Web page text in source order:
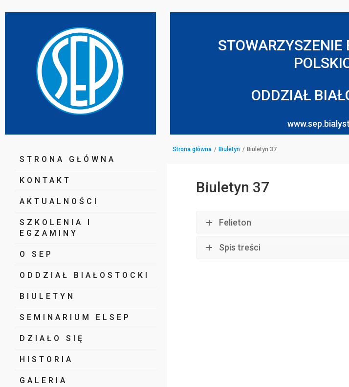
STOWARZYSZENIE
ODDZIAŁ
STRONA GŁÓWNA
KONTAKT
AKTUALNOŚCI
SZKOLENIA I
EGZAMINY
O SEP
ODDZIAŁ BIAŁOSTOCKI
BIULETYN
SEMINARIUM ELSEP
DZIAŁO SIĘ
HISTORIA
GALERIA
Strona główna Biuletyn Biuletyn 37
Biuletyn 37
Felieton
Spis treści